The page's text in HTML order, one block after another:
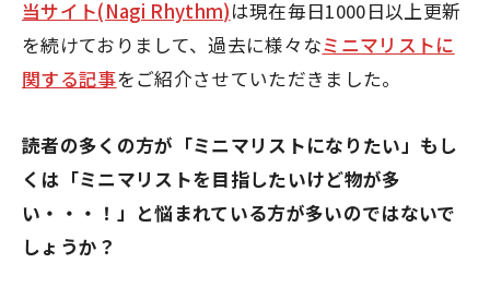
当サイト(Nagi Rhythm)は現在毎日1000日以上更新
を続けておりまして、過去に様々なミニマリストに
関する記事をご紹介させていただきました。
読者の多くの方が「ミニマリストになりたい」もし
くは「ミニマリストを目指したいけど物が多
い・・・！」と悩まれている方が多いのではないで
しょうか？